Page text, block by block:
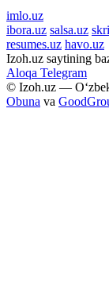
imlo.uz
ibora.uz salsa.uz
resumes.uz havo.uz
Izoh.uz saytining
Aloqa Telegram
© Izoh.uz —
Obuna va